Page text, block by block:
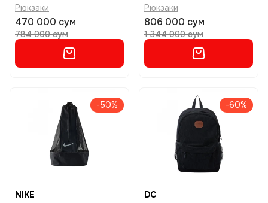
Рюкзаки
470 000 сум
784 000 сум
Рюкзаки
806 000 сум
1 344 000 сум
-50%
NIKE
-60%
DC